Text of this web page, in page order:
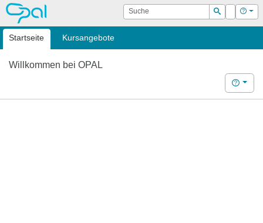
OPAL Suche
Suchen
Login Hilfe
Startseite Kursangebote
Willkommen bei OPAL
Hilfe